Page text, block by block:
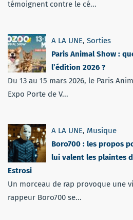
témoignent contre le cé...
A LA UNE, Sorties
Paris Animal Show :
l’édition 2026 ?
Du 13 au 15 mars 2026, le Paris
Expo Porte de V...
A LA UNE, Musique
Boro700 : les propos
lui valent les plaintes
Estrosi
Un morceau de rap provoque une
rappeur Boro700 se...